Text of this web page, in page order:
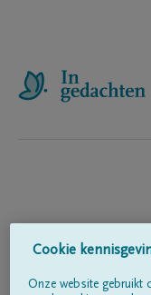
Cookie
Onze website gebruikt